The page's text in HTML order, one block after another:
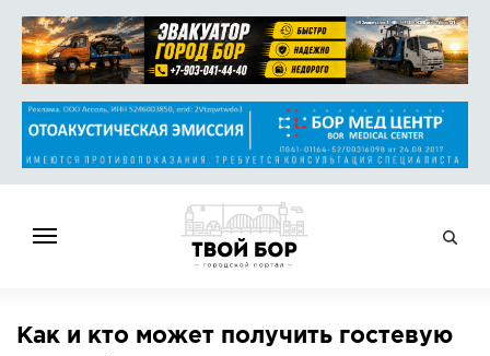
НОВОСТИ
Как и кто может получить гостевую